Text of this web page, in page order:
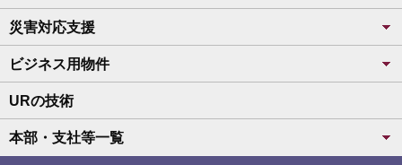
災害対応支援
ビジネス用物件
URの技術
本部・支社等一覧